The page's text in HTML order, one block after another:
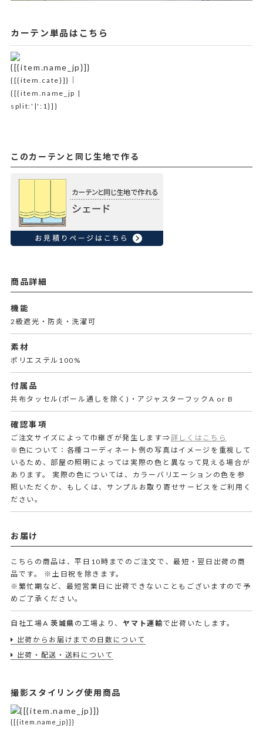
カーテン単品はこちら
{[{item.cate}]}｜
{[{item.name_jp |
split:'|':1}]}
このカーテンと同じ生地で作る
商品詳細
機能
2級遮光・防炎・洗濯可
素材
ポリエステル100%
付属品
共布タッセル(ポール通しを除く)・アジャスターフックA or B
確認事項
ご注文サイズによって巾継ぎが発生します⇒詳しくはこちら
※色について：各種コーディネート例の写真はイメージを重視して
いるため、部屋の照明によっては実際の色と異なって見える場合が
あります。 実際の色については、カラーバリエーションの色を参
照いただくか、もしくは、サンプルお取り寄せサービスをご利用く
ださい。
お届け
こちらの商品は、平日10時までのご注文で、最短・翌日出荷の商
品です。
※土日祝を除きます。
※繁忙期など、最短営業日に出荷できないこともございますので予
めご了承ください。
自社工場A 茨城県 の工場より、ヤマト運輸で出荷いたします。
出荷からお届けまでの日数について
出荷・配送・送料について
撮影スタイリング使用商品
{[{item.name_jp}]}